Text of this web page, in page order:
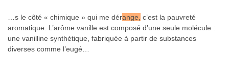
…s le côté « chimique » qui me dérange, c’est la pauvreté
aromatique. L’arôme vanille est composé d’une seule molécule :
une vanilline synthétique, fabriquée à partir de substances
diverses comme l’eugé…